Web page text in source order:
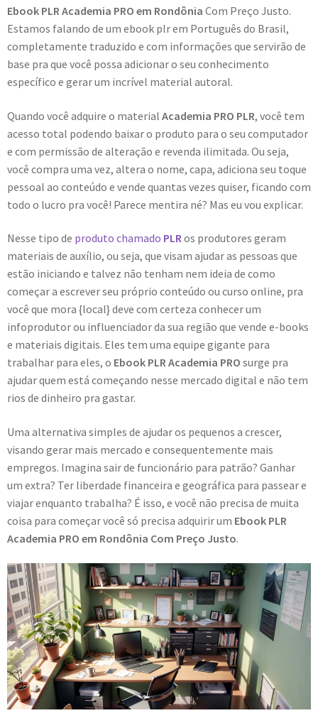
Ebook PLR Academia PRO em Rondônia Com Preço Justo.
Estamos falando de um ebook plr em Português do Brasil,
completamente traduzido e com informações que servirão de
base pra que você possa adicionar o seu conhecimento
específico e gerar um incrível material autoral.
Quando você adquire o material Academia PRO PLR, você tem
acesso total podendo baixar o produto para o seu computador
e com permissão de alteração e revenda ilimitada. Ou seja,
você compra uma vez, altera o nome, capa, adiciona seu toque
pessoal ao conteúdo e vende quantas vezes quiser, ficando com
todo o lucro pra você! Parece mentira né? Mas eu vou explicar.
Nesse tipo de produto chamado PLRos produtores geram
materiais de auxílio, ou seja, que visam ajudar as pessoas que
estão iniciando e talvez não tenham nem ideia de como
começar a escrever seu próprio conteúdo ou curso online, pra
você que mora {local} deve com certeza conhecer um
infoprodutor ou influenciador da sua região que vende e-books
e materiais digitais. Eles tem uma equipe gigante para
trabalhar para eles, o Ebook PLR Academia PRO surge pra
ajudar quem está começando nesse mercado digital e não tem
rios de dinheiro pra gastar.
Uma alternativa simples de ajudar os pequenos a crescer,
visando gerar mais mercado e consequentemente mais
empregos. Imagina sair de funcionário para patrão? Ganhar
um extra? Ter liberdade financeira e geográfica para passear e
viajar enquanto trabalha? É isso, e você não precisa de muita
coisa para começar você só precisa adquirir um Ebook PLR
Academia PRO em Rondônia Com Preço Justo.